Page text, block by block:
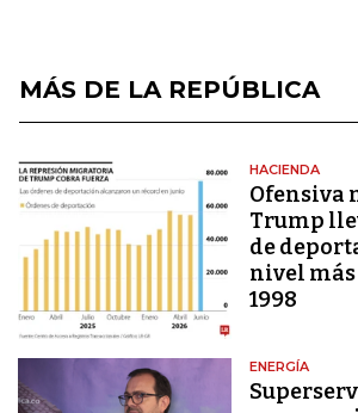
MÁS DE LA REPÚBLICA
HACIENDA
Ofensiva
Trump
de
nivel
1998
ENERGÍA